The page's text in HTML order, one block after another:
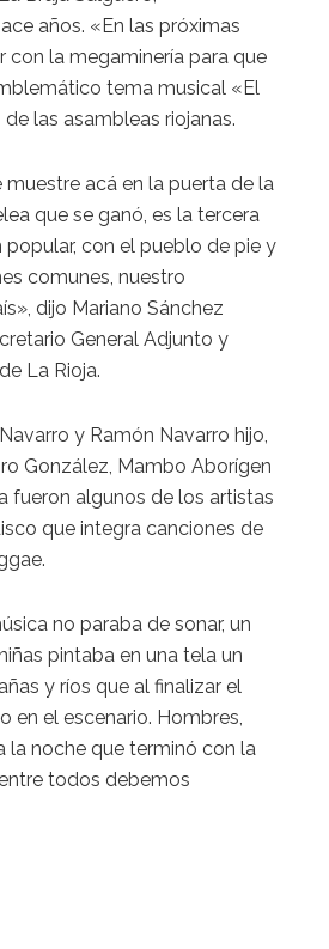
años. «En las próximas
con la megaminería para que
tema musical «El
las asambleas riojanas.
acá en la puerta de la
que se ganó, es la tercera
con el pueblo de pie y
comunes, nuestro
dijo Mariano Sánchez
General Adjunto y
La Rioja.
y Ramón Navarro hijo,
González, Mambo Aborígen
fueron algunos de los artistas
que integra canciones de
no paraba de sonar, un
pintaba en una tela un
y ríos que al finalizar el
en el escenario. Hombres,
la noche que terminó con la
todos debemos